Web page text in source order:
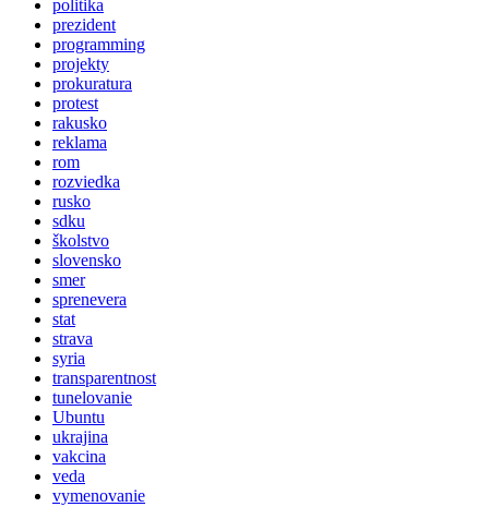
politika
prezident
programming
projekty
prokuratura
protest
rakusko
reklama
rom
rozviedka
rusko
sdku
školstvo
slovensko
smer
sprenevera
stat
strava
syria
transparentnost
tunelovanie
Ubuntu
ukrajina
vakcina
veda
vymenovanie